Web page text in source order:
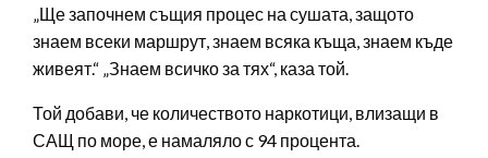
„Ще започнем същия процес на сушата, защото
знаем всеки маршрут, знаем всяка къща, знаем къде
живеят.“ „Знаем всичко за тях“, каза той.
Той добави, че количеството наркотици, влизащи в
САЩ по море, е намаляло с 94 процента.